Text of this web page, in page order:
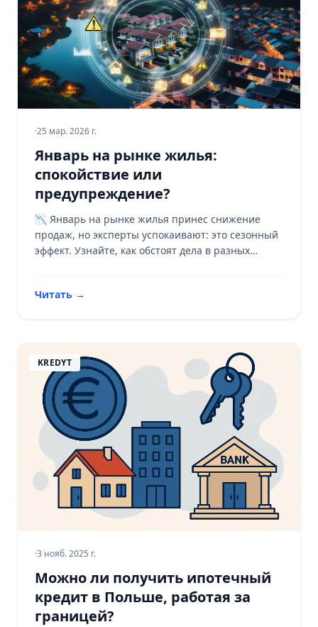
·25 мар. 2026 г.
Январь на рынке жилья:
спокойствие или
предупреждение?
📉 Январь на рынке жилья принес снижение
продаж, но эксперты успокаивают: это сезонный
эффект. Узнайте, как обстоят дела в разных
Читать →
KREDYT
·3 нояб. 2025 г.
Можно ли получить ипотечный
кредит в Польше, работая за
границей?